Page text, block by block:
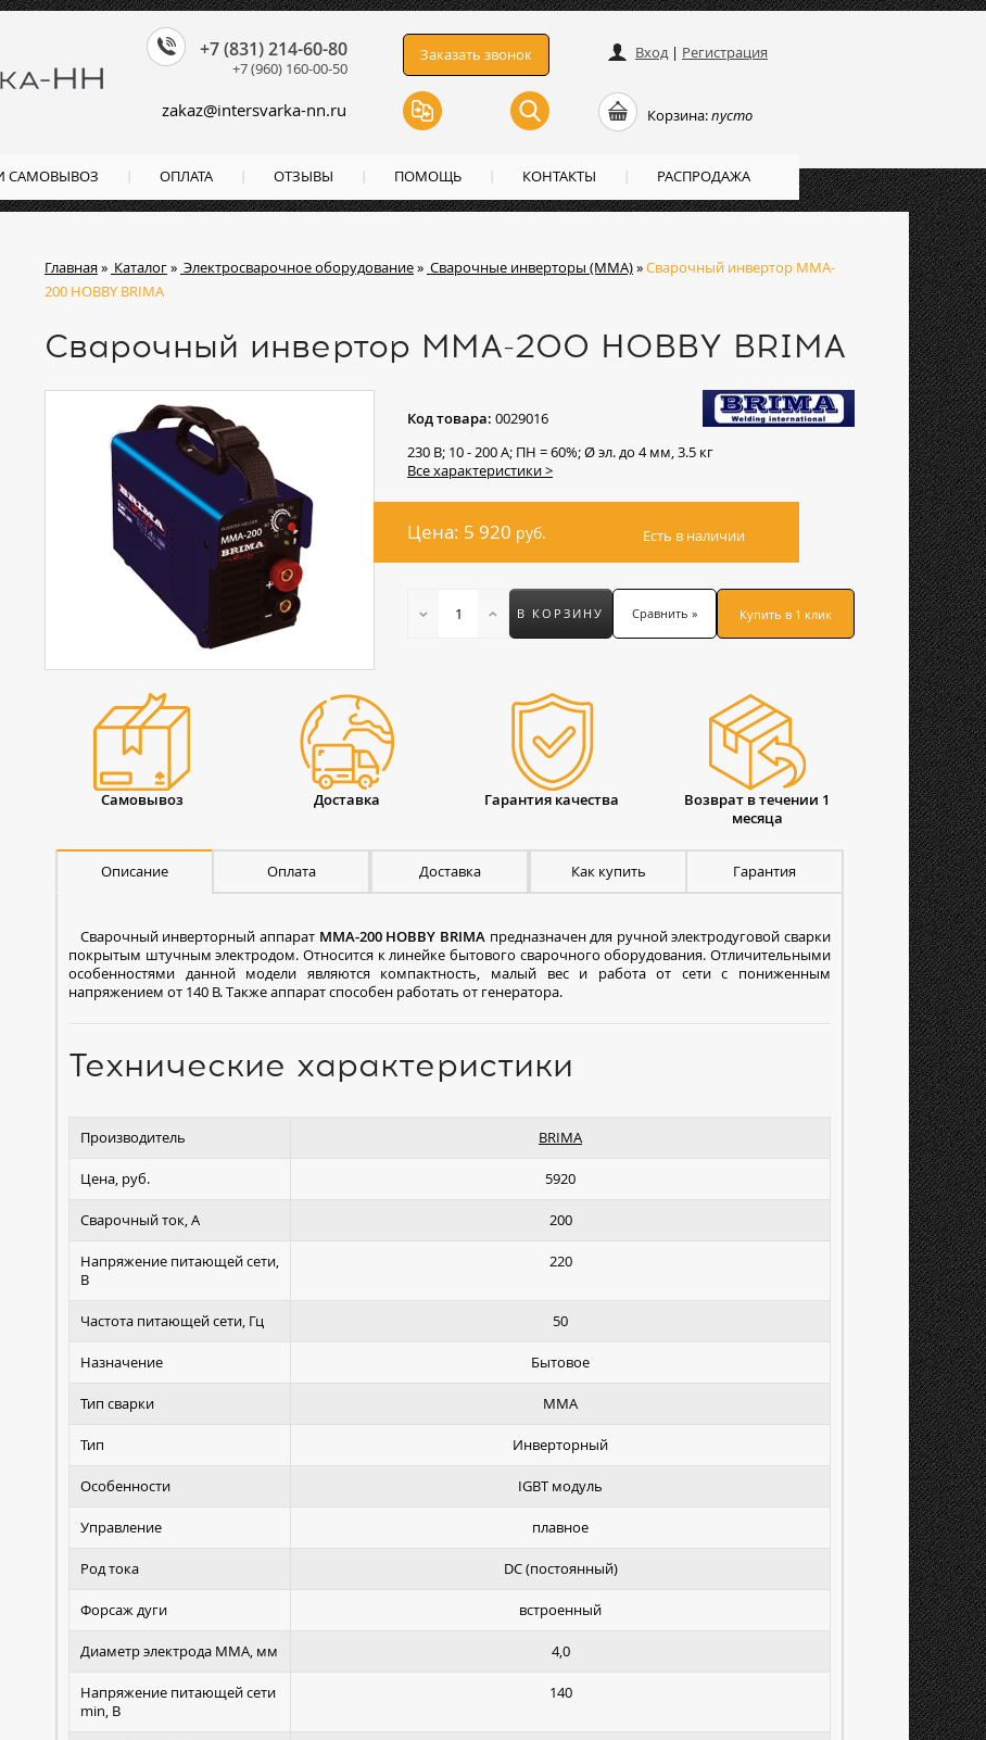
Главная» Каталог» Электросварочное оборудование» Сварочные инверторы (ММА)»Сварочный инвертор MMA-
200 HOBBY BRIMA
Сварочный инвертор MMA-200 HOBBY BRIMA
Код товара: 0029016
230 В; 10 - 200 А; ПН = 60%; Ø эл. до 4 мм, 3.5 кг
Все характеристики >
Цена: 5 920 руб. Есть в наличии
В КОРЗИНУ Сравнить » Купить в 1 клик
Самовывоз Доставка Гарантия качества
Возврат в течении 1
месяца
Описание Оплата Доставка Как купить Гарантия
Сварочный инверторный аппарат MMA-200 HOBBY BRIMA предназначен для ручной электродуговой сварки
покрытым штучным электродом. Относится к линейке бытового сварочного оборудования. Отличительными
особенностями данной модели являются компактность, малый вес и работа от сети с пониженным
напряжением от 140 В. Также аппарат способен работать от генератора.
Технические характеристики
Производитель BRIMA
Цена, руб. 5920
Сварочный ток, А 200
Напряжение питающей сети,
В
220
Частота питающей сети, Гц 50
Назначение Бытовое
Тип сварки MMA
Тип Инверторный
Особенности IGBT модуль
Управление плавное
Род тока DC (постоянный)
Форсаж дуги встроенный
Диаметр электрода MMA, мм 4,0
Напряжение питающей сети
min, В
140
Вход| Регистрация
Корзина:пусто
Заказать звонок
zakaz@intersvarka-nn.ru
+7 (831) 214-60-80
+7 (960) 160-00-50
САМОВЫВОЗ ОПЛАТА ОТЗЫВЫ ПОМОЩЬ КОНТАКТЫ РАСПРОДАЖА